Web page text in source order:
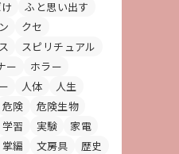
ふと思い出す
クセ
スピリチュアル
ー
ホラー
人体
人生
危険
危険生物
学習 実験
家電
掌編 文房具
歴史